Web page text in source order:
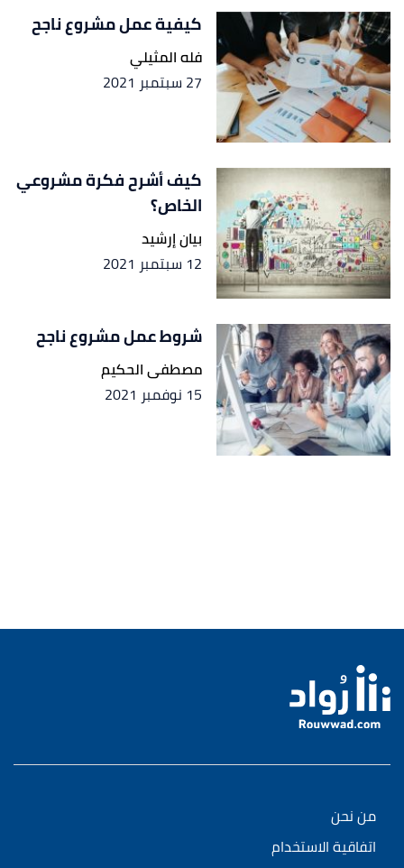
كيفية عمل مشروع ناجح
فله المثيلي
27 سبتمبر 2021
كيف أشرح فكرة مشروعي
الخاص؟
بيان إرشيد
12 سبتمبر 2021
شروط عمل مشروع ناجح
مصطفى الحكيم
15 نوفمبر 2021
من نحن
اتفاقية الاستخدام